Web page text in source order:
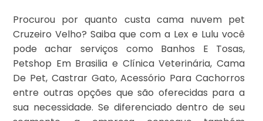
Procurou por quanto custa cama nuvem pet
Cruzeiro Velho? Saiba que com a Lex e Lulu você
pode achar serviços como Banhos E Tosas,
Petshop Em Brasilia e Clínica Veterinária, Cama
De Pet, Castrar Gato, Acessório Para Cachorros
entre outras opções que são oferecidas para a
sua necessidade. Se diferenciado dentro de seu